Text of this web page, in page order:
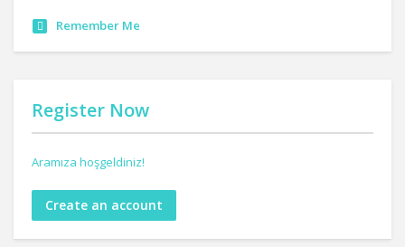
Remember Me
Register Now
Aramıza hoşgeldiniz!
Create an account